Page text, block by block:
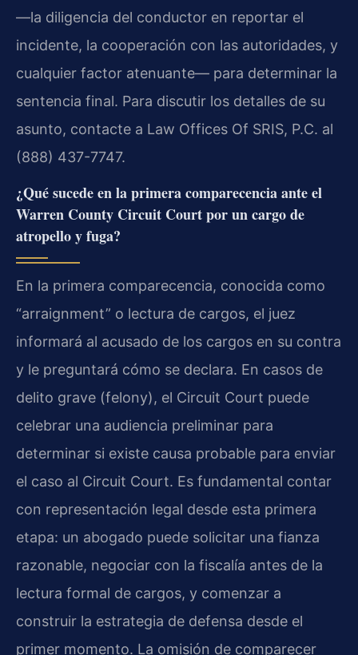
—la diligencia del conductor en reportar el
incidente, la cooperación con las autoridades, y
cualquier factor atenuante— para determinar la
sentencia final. Para discutir los detalles de su
asunto, contacte a Law Offices Of SRIS, P.C. al
(888) 437-7747.
¿Qué sucede en la primera comparecencia ante el
Warren County Circuit Court por un cargo de
atropello y fuga?
En la primera comparecencia, conocida como
“arraignment” o lectura de cargos, el juez
informará al acusado de los cargos en su contra
y le preguntará cómo se declara. En casos de
delito grave (felony), el Circuit Court puede
celebrar una audiencia preliminar para
determinar si existe causa probable para enviar
el caso al Circuit Court. Es fundamental contar
con representación legal desde esta primera
etapa: un abogado puede solicitar una fianza
razonable, negociar con la fiscalía antes de la
lectura formal de cargos, y comenzar a
construir la estrategia de defensa desde el
primer momento. La omisión de comparecer